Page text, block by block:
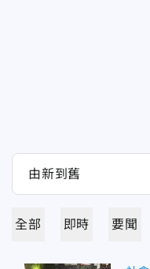
全部 即時 要聞